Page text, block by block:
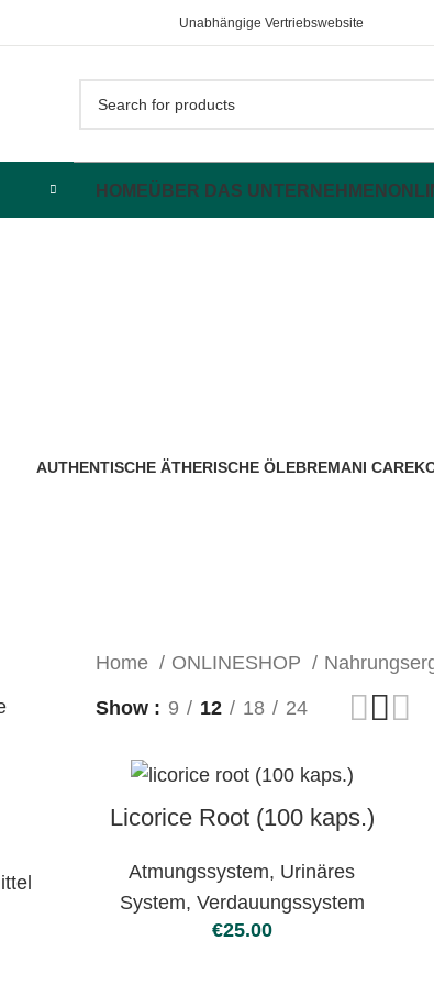
Unabhängige Vertriebswebsite
HOMEÜBER DAS UNTERNEHMEN
AUTHENTISCHE ÄTHERISCHE ÖLEBREMANI CARE
Home ONLINESHOP
Show 9 12 18 24
Licorice Root (100 kaps.)
Atmungssystem, Urinäres
System, Verdauungssystem
€